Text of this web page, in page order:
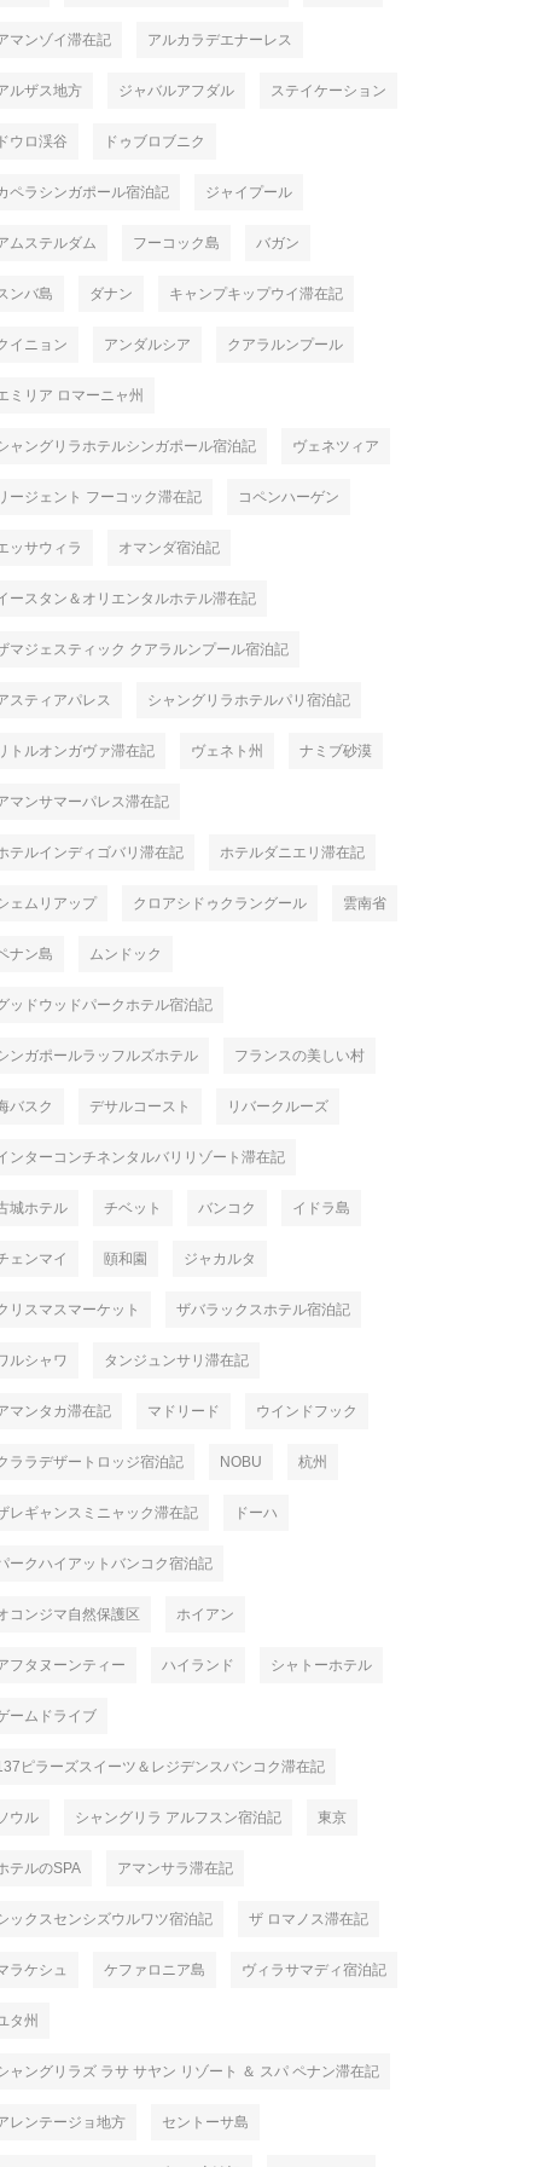
マンゾイ滞在記 アルカラデエナーレス
ルザス地方 ジャバルアフダル ステイケーション
ウロ渓谷 ドゥブロブニク
ペラシンガポール宿泊記 ジャイプール
ムステルダム フーコック島 バガン
ンバ島 ダナン キャンプキップウイ滞在記
イニョン アンダルシア クアラルンプール
ミリア ロマーニャ州
ャングリラホテルシンガポール宿泊記 ヴェネツィア
ージェント フーコック滞在記 コペンハーゲン
ッサウィラ オマンダ宿泊記
ースタン＆オリエンタルホテル滞在記
マジェスティック クアラルンプール宿泊記
スティアパレス シャングリラホテルパリ宿泊記
トルオンガヴァ滞在記 ヴェネト州 ナミブ砂漠
マンサマーパレス滞在記
テルインディゴバリ滞在記 ホテルダニエリ滞在記
ェムリアップ クロアシドゥクラングール 雲南省
ナン島 ムンドック
ッドウッドパークホテル宿泊記
ンガポールラッフルズホテル フランスの美しい村
バスク デサルコースト リバークルーズ
ンターコンチネンタルバリリゾート滞在記
城ホテル チベット バンコク イドラ島
ェンマイ 頤和園 ジャカルタ
リスマスマーケット ザバラックスホテル宿泊記
ルシャワ タンジュンサリ滞在記
マンタカ滞在記 マドリード ウインドフック
ララデザートロッジ宿泊記 NOBU 杭州
レギャンスミニャック滞在記 ドーハ
ークハイアットバンコク宿泊記
コンジマ自然保護区 ホイアン
フタヌーンティー ハイランド シャトーホテル
ームドライブ
ピラーズスイーツ＆レジデンスバンコク滞在記
ウル シャングリラ アルフスン宿泊記 東京
テルのSPA アマンサラ滞在記
ックスセンシズウルワツ宿泊記 ザ ロマノス滞在記
ラケシュ ケファロニア島 ヴィラサマディ宿泊記
タ州
ャングリラズ ラサ サヤン リゾート ＆ スパ ペナン滞在記
レンテージョ地方 セントーサ島